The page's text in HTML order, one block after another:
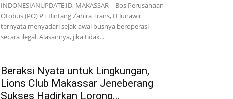
INDONESIANUPDATE.ID, MAKASSAR | Bos Perusahaan
Otobus (PO) PT Bintang Zahira Trans, H Junawir
ternyata menyadari sejak awal busnya beroperasi
secara ilegal. Alasannya, jika tidak...
Beraksi Nyata untuk Lingkungan,
Lions Club Makassar Jeneberang
Sukses Hadirkan Lorong...